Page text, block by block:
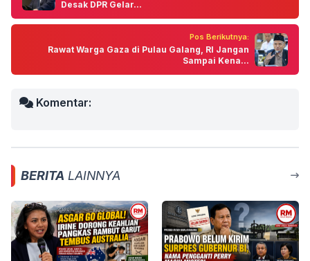
Desak DPR Gelar...
Pos Berikutnya:
Rawat Warga Gaza di Pulau Galang, RI Jangan
Sampai Kena...
Komentar:
BERITA LAINNYA